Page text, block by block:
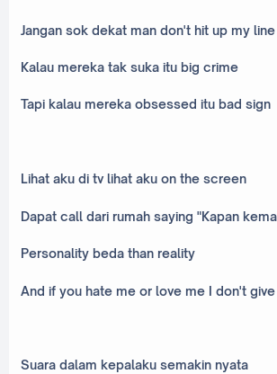
Jangan sok dekat man don't hit up my line
Kalau mereka tak suka itu big crime
Tapi kalau mereka obsessed itu bad sign
Lihat aku di tv lihat aku on the screen
Dapat call dari rumah saying "Kapan
Personality beda than reality
And if you hate me or love me I don't
Suara dalam kepalaku semakin nyata